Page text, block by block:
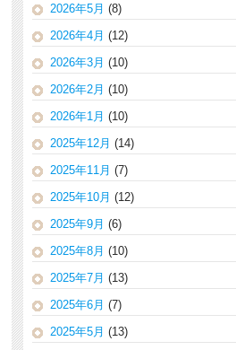
2026年5月 (8)
2026年4月 (12)
2026年3月 (10)
2026年2月 (10)
2026年1月 (10)
2025年12月 (14)
2025年11月 (7)
2025年10月 (12)
2025年9月 (6)
2025年8月 (10)
2025年7月 (13)
2025年6月 (7)
2025年5月 (13)